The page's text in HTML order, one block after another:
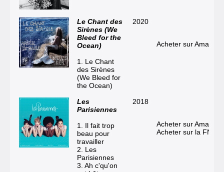
Le Chant des
Sirènes (We
Bleed for the
Ocean)
1. Le Chant
des Sirènes
(We Bleed for
the Ocean)
2020
Acheter sur Amazon
Les
Parisiennes
1. Il fait trop
beau pour
travailler
2. Les
Parisiennes
3. Ah c'qu'on
2018
Acheter sur Amazon
Acheter sur la FNAC